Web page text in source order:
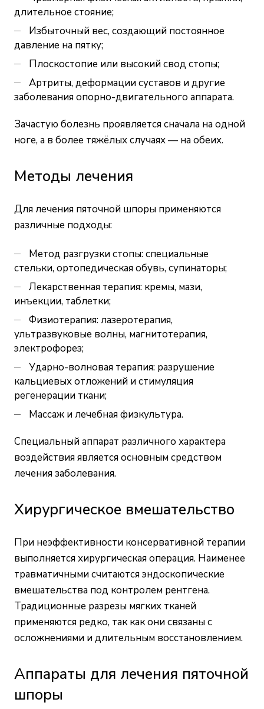
длительное стояние;
Избыточный вес, создающий постоянное
давление на пятку;
Плоскостопие или высокий свод стопы;
Артриты, деформации суставов и другие
заболевания опорно-двигательного аппарата.
Зачастую болезнь проявляется сначала на одной
ноге, а в более тяжёлых случаях — на обеих.
Методы лечения
Для лечения пяточной шпоры применяются
различные подходы:
Метод разгрузки стопы: специальные
стельки, ортопедическая обувь, супинаторы;
Лекарственная терапия: кремы, мази,
инъекции, таблетки;
Физиотерапия: лазеротерапия,
ультразвуковые волны, магнитотерапия,
электрофорез;
Ударно-волновая терапия: разрушение
кальциевых отложений и стимуляция
регенерации ткани;
Массаж и лечебная физкультура.
Специальный аппарат различного характера
воздействия является основным средством
лечения заболевания.
Хирургическое вмешательство
При неэффективности консервативной терапии
выполняется хирургическая операция. Наименее
травматичными считаются эндоскопические
вмешательства под контролем рентгена.
Традиционные разрезы мягких тканей
применяются редко, так как они связаны с
осложнениями и длительным восстановлением.
Аппараты для лечения пяточной
шпоры